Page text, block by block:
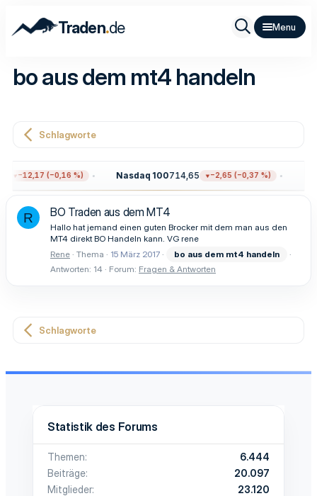
Traden.de
bo aus dem mt4 handeln
Schlagworte
−12,17 (−0,16 %) Nasdaq 100714,65 −2,65 (−0,37 %)
R BO Traden aus dem MT4
Hallo hat jemand einen guten Brocker mit dem man aus den
MT4 direkt BO Handeln kann. VG rene
Rene Thema 15 März 2017 bo aus dem mt4 handeln
Antworten: 14
Forum: Fragen & Antworten
Schlagworte
Statistik des Forums
Themen
6.444
Beiträge
20.097
Mitglieder
23.120